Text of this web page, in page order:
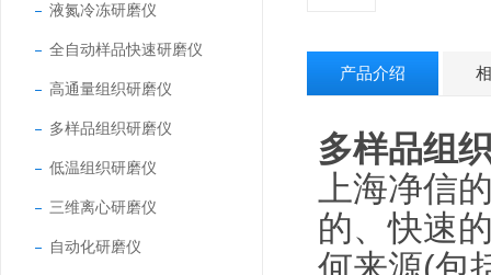
液氮冷冻研磨仪
全自动样品快速研磨仪
高通量组织研磨仪
多样品组织研磨仪
低温组织研磨仪
三维离心研磨仪
自动化研磨仪
产品介绍
多样品组
上海净信
的、快速